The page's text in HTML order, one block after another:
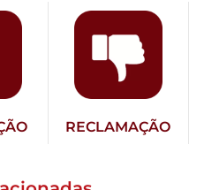
RECLAMAÇÃO